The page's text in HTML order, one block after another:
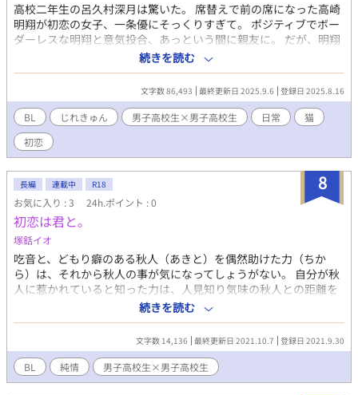
高校二年生の呂久村深月は驚いた。 席替えで前の席になった高崎
明翔が初恋の女子、一条優にそっくりすぎて。 ポジティブでボー
ダーレスな明翔と意気投合、あっという間に親友に。 だが、明翔
の顔が一条とかぶる深月の言動に明翔は親友以上の気持ちを感じ
始める。 ついに、深月はとあるハンカチがきっかけで親友に告白
されてしまう。 仲良しグループの男子高校生たちがわちゃわちゃ
した日常の中で互いに向き合う、親友以上恋人未満のピュアBL。
続きを読む
文字数 86,493 最終更新日 2025.9.6 登録日 2025.8.16
BL じれきゅん 男子高校生×男子高校生 日常
猫
初恋
8
長編 連載中 R18
お気に入り : 3 24h.ポイント : 0
初恋は君と。
塚銛イオ
吃音と、どもり癖のある秋人（あきと）を偶然助けた力（ちか
ら）は、それから秋人の事が気になってしょうがない。 自分が秋
人に惹かれていると知った力は、人見知り気味の秋人との距離を
少なくしていくが、親友にからかわれて否定した言葉をうっかり
秋人に聞かれてしまってーーー。 何番煎じという感じな話です
が、昔のピュアな恋愛に憧れてた感を出したいと思いました。 少
しずつ投稿してきいきたいと思います。 ＊R18は保険です。 ＊そ
ういった行為が作中に含まれましても、事前にお伝えはしません
のでご了承ください。
続きを読む
文字数 14,136 最終更新日 2021.10.7 登録日 2021.9.30
BL 純情 男子高校生×男子高校生